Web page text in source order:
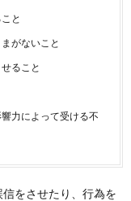
と
がないこと
ること
力によって受ける不
をさせたり、行為を